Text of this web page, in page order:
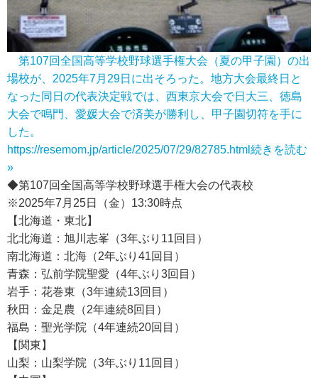
第107回全国高等学校野球選手権大会（夏の甲子園）の出
場校が、2025年7月29日に出そろった。地方大会最終日と
なった同日の代表決定戦では、西東京大会で日大三、徳島
大会で鳴門、愛媛大会で済美が勝利し、甲子園切符を手に
した。
https://resemom.jp/article/2025/07/29/82785.html 続きを読む
»
◆第107回全国高等学校野球選手権大会の代表校
※2025年7月25日（金）13:30時点
【北海道・東北】
北北海道：旭川志峯（3年ぶり11回目）
南北海道：北海（2年ぶり41回目）
青森：弘前学院聖愛（4年ぶり3回目）
岩手：花巻東（3年連続13回目）
秋田：金足農（2年連続8回目）
福島：聖光学院（4年連続20回目）
【関東】
山梨：山梨学院（3年ぶり11回目）